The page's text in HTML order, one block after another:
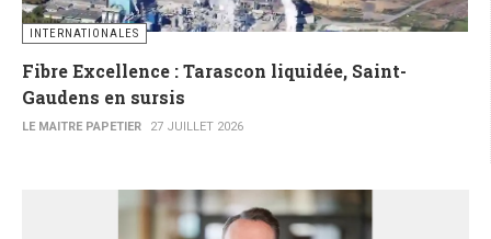
INTERNATIONALES
Fibre Excellence : Tarascon liquidée, Saint-
Gaudens en sursis
LE MAITRE PAPETIER 27 JUILLET 2026